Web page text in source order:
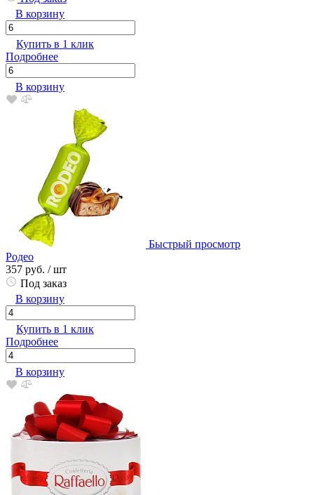
В корзину
Купить в 1 клик
Подробнее
В корзину
Быстрый просмотр
Родео
357 руб. / шт
Под заказ
В корзину
Купить в 1 клик
Подробнее
В корзину